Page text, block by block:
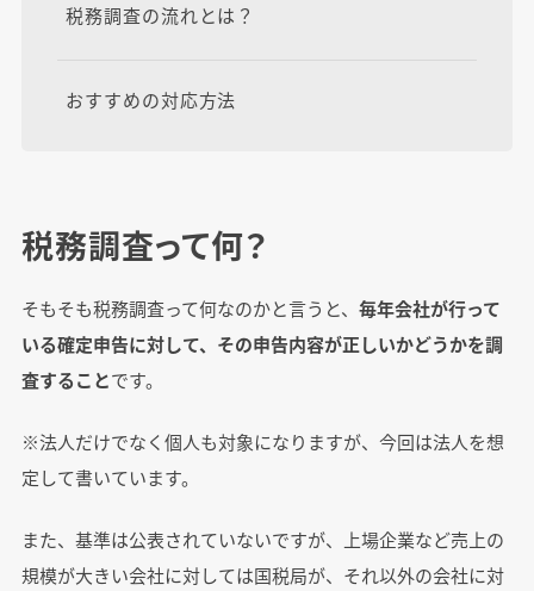
税務調査の流れとは？
おすすめの対応方法
税務調査って何？
そもそも税務調査って何なのかと言うと、 毎年会社が行って
いる確定申告に対して、その申告内容が正しいかどうかを調
査することです。
※法人だけでなく個人も対象になりますが、今回は法人を想
定して書いています。
また、基準は公表されていないですが、上場企業など売上の
規模が大きい会社に対しては国税局が、それ以外の会社に対